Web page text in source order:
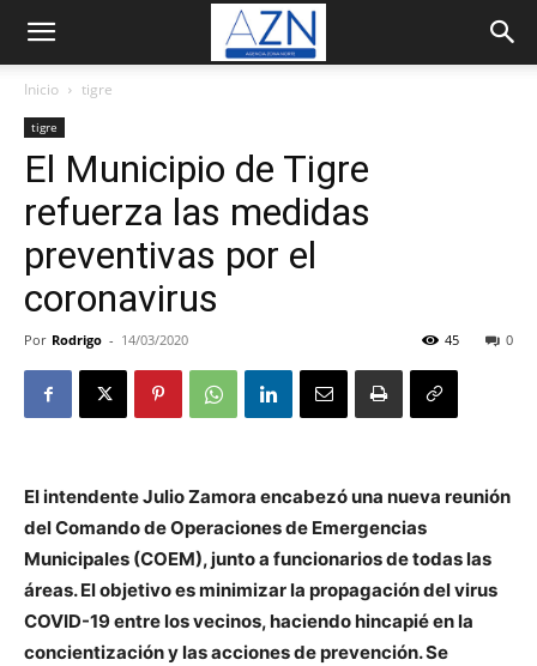
Inicio tigre
tigre
El Municipio de Tigre
refuerza las medidas
preventivas por el
coronavirus
Por Rodrigo - 14/03/2020 0
45
El intendente Julio Zamora encabezó una nueva reunión
del Comando de Operaciones de Emergencias
Municipales (COEM), junto a funcionarios de todas las
áreas. El objetivo es minimizar la propagación del virus
COVID-19 entre los vecinos, haciendo hincapié en la
concientización y las acciones de prevención. Se